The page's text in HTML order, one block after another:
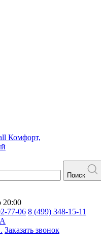
Комфорт,
Поиск
20:00
77-06 8 (499) 348-15-11
Заказать звонок